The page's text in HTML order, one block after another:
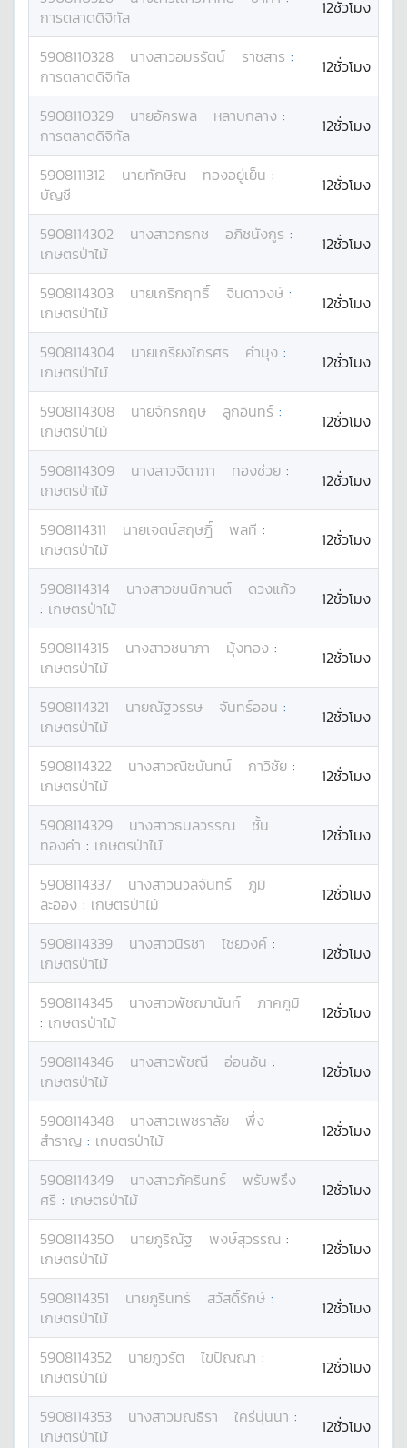
การตลาดดิจิทัล
12ชั่วโมง
5908110328 นางสาวอมรรัตน์ ราชสาร :
การตลาดดิจิทัล
12ชั่วโมง
5908110329 นายอัครพล หลาบกลาง :
การตลาดดิจิทัล
12ชั่วโมง
5908111312 นายทักษิณ ทองอยู่เย็น :
บัญชี
12ชั่วโมง
5908114302 นางสาวกรกช อภิชนังกูร :
เกษตรป่าไม้
12ชั่วโมง
5908114303 นายเกริกฤทธิ์ จินดาวงษ์ :
เกษตรป่าไม้
12ชั่วโมง
5908114304 นายเกรียงไกรศร คำมุง :
เกษตรป่าไม้
12ชั่วโมง
5908114308 นายจักรกฤษ ลูกอินทร์ :
เกษตรป่าไม้
12ชั่วโมง
5908114309 นางสาวจิดาภา ทองช่วย :
เกษตรป่าไม้
12ชั่วโมง
5908114311 นายเจตน์สฤษฎิ์ พลที :
เกษตรป่าไม้
12ชั่วโมง
5908114314 นางสาวชนนิกานต์
ดวงแก้ว
: เกษตรป่าไม้ 12ชั่วโมง
5908114315 นางสาวชนาภา มุ้งทอง :
เกษตรป่าไม้
12ชั่วโมง
5908114321 นายณัฐวรรษ จันทร์ออน :
เกษตรป่าไม้
12ชั่วโมง
5908114322 นางสาวณิชนันทน์ กาวิชัย :
เกษตรป่าไม้
12ชั่วโมง
5908114329 นางสาวธมลวรรณ
ชั้น
ทองคำ : เกษตรป่าไม้ 12ชั่วโมง
5908114337 นางสาวนวลจันทร์
ภูมิ
ละออง : เกษตรป่าไม้ 12ชั่วโมง
5908114339 นางสาวนิรชา ไชยวงค์ :
เกษตรป่าไม้
12ชั่วโมง
5908114345 นางสาวพัชฌานันท์
ภาคภูมิ
: เกษตรป่าไม้ 12ชั่วโมง
5908114346 นางสาวพัชณี อ่อนอ้น :
เกษตรป่าไม้
12ชั่วโมง
5908114348 นางสาวเพชราลัย
พึ่ง
สำราญ : เกษตรป่าไม้ 12ชั่วโมง
5908114349 นางสาวภัครินทร์
พรับพรึง
ศรี : เกษตรป่าไม้ 12ชั่วโมง
5908114350 นายภูริณัฐ พงษ์สุวรรณ :
เกษตรป่าไม้
12ชั่วโมง
5908114351 นายภูรินทร์ สวัสดิ์รักษ์ :
เกษตรป่าไม้
12ชั่วโมง
5908114352 นายภูวรัต ไขปัญญา :
เกษตรป่าไม้
12ชั่วโมง
5908114353 นางสาวมณธิรา ใคร่นุ่นนา :
เกษตรป่าไม้
12ชั่วโมง